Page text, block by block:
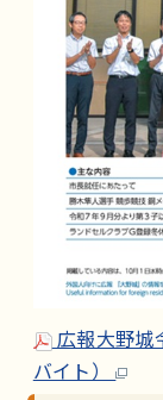
広報大野城
バイト）